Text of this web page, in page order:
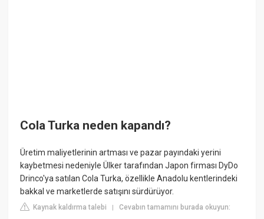
Cola Turka neden kapandı?
Üretim maliyetlerinin artması ve pazar payındaki yerini
kaybetmesi nedeniyle Ülker tarafından Japon firması DyDo
Drinco'ya satılan Cola Turka, özellikle Anadolu kentlerindeki
bakkal ve marketlerde satışını sürdürüyor.
Kaynak kaldırma talebi |Cevabın tamamını burada okuyun: